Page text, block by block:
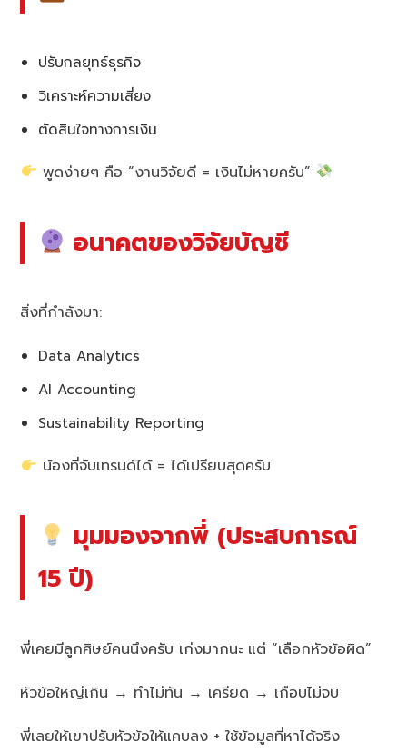
ปรับกลยุทธ์ธุรกิจ
วิเคราะห์ความเสี่ยง
ตัดสินใจทางการเงิน
พูดง่ายๆ คือ “งานวิจัยดี = เงินไม่หายครับ”
อนาคตของวิจัยบัญชี
สิ่งที่กำลังมา:
Data Analytics
AI Accounting
Sustainability Reporting
น้องที่จับเทรนด์ได้ = ได้เปรียบสุดครับ
มุมมองจากพี่ (ประสบการณ์
15 ปี)
พี่เคยมีลูกศิษย์คนนึงครับ เก่งมากนะ แต่ “เลือกหัวข้อผิด”
หัวข้อใหญ่เกิน → ทำไม่ทัน → เครียด → เกือบไม่จบ
พี่เลยให้เขาปรับหัวข้อให้แคบลง + ใช้ข้อมูลที่หาได้จริง